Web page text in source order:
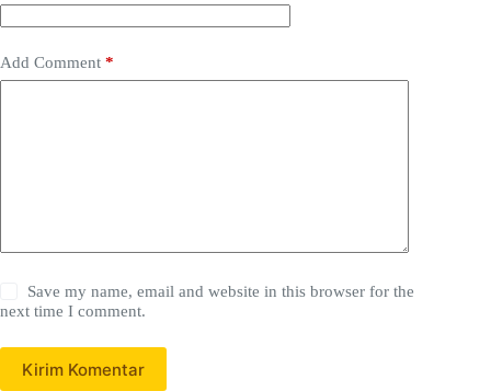
Add Comment *
Save my name, email and website in this browser for the
next time I comment.
Kirim Komentar